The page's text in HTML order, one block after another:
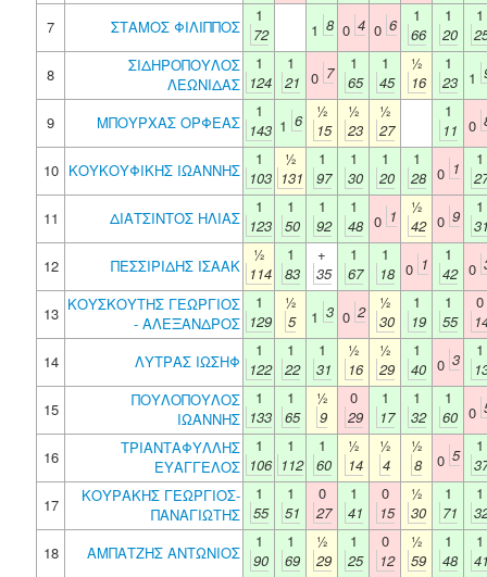
7
ΣΤΑΜΟΣ ΦΙΛΙΠΠΟΣ
1
72
1 8 0 4 0 6
1
66
1
20
1
8
ΣΙΔΗΡΟΠΟΥΛΟΣ
ΛΕΩΝΙΔΑΣ
1
124
1
21 0 7
1
65
1
45
½
16
1
23
1
9 ΜΠΟΥΡΧΑΣ ΟΡΦΕΑΣ
1
143 1 6
½
15
½
23
½
27
1
11 0
10 ΚΟΥΚΟΥΦΙΚΗΣ ΙΩΑΝΝΗΣ
1
103
½
131
1
97
1
30
1
20
1
28 0 1
1
11
ΔΙΑΤΣΙΝΤΟΣ ΗΛΙΑΣ
1
123
1
50
1
92
1
48 0 1
½
42 0 9
1
12
ΠΕΣΣΙΡΙΔΗΣ ΙΣΑΑΚ
½
114
1
83
+
35
1
67
1
18 0 1
1
42 0
13 ΚΟΥΣΚΟΥΤΗΣ ΓΕΩΡΓΙΟΣ
- ΑΛΕΞΑΝΔΡΟΣ
1
129
½
5
1 3 0 2
½
30
1
19
1
55
0
14
ΛΥΤΡΑΣ ΙΩΣΗΦ
1
122
1
22
1
31
½
16
½
29
1
40 0 3
1
15
ΠΟΥΛΟΠΟΥΛΟΣ
ΙΩΑΝΝΗΣ
1
133
1
65
½
9
0
29
1
17
1
32
1
60 0
16
ΤΡΙΑΝΤΑΦΥΛΛΗΣ
ΕΥΑΓΓΕΛΟΣ
1
106
1
112
1
60
½
14
½
4
½
8
0 5
1
17
ΚΟΥΡΑΚΗΣ ΓΕΩΡΓΙΟΣ-
ΠΑΝΑΓΙΩΤΗΣ
1
55
1
51
0
27
1
41
0
15
½
30
1
71
1
18
ΑΜΠΑΤΖΗΣ ΑΝΤΩΝΙΟΣ
1
90
1
69
½
29
1
25
0
12
½
59
1
48
1